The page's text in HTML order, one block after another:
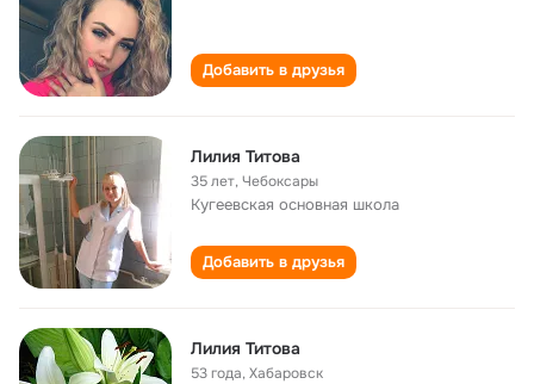
Добавить в друзья
Лилия Титова
35 лет,Чебоксары
Кугеевская основная школа
Добавить в друзья
Лилия Титова
53 года,Хабаровск